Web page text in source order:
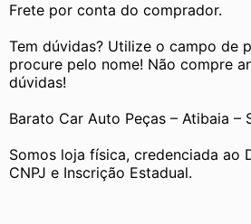
Frete por conta do comprador.
Tem dúvidas? Utilize o campo de
procure pelo nome! Não compre
dúvidas!
Barato Car Auto Peças – Atibaia –
Somos loja física, credenciada ao
CNPJ e Inscrição Estadual.